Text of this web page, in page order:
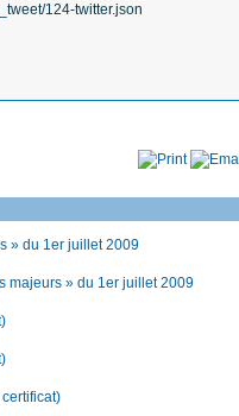
124-twitter.json
» du 1er juillet 2009
majeurs » du 1er juillet 2009